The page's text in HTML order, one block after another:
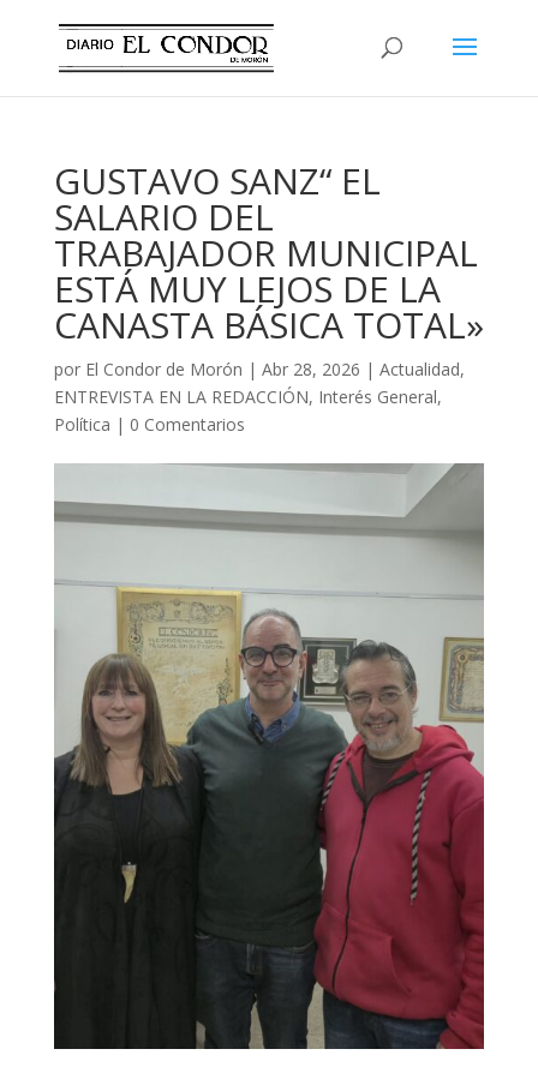
GUSTAVO SANZ“ EL
SALARIO DEL
TRABAJADOR MUNICIPAL
ESTÁ MUY LEJOS DE LA
CANASTA BÁSICA TOTAL»
por El Condor de Morón | Abr 28, 2026 | Actualidad,
ENTREVISTA EN LA REDACCIÓN, Interés General,
Política | 0 Comentarios